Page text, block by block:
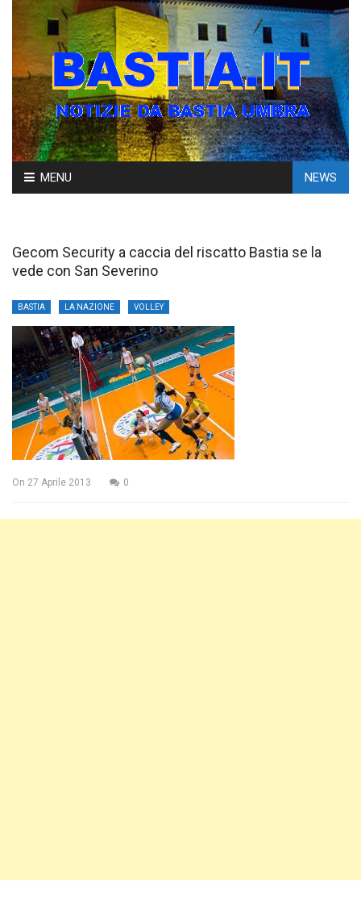
Skip
to
MENU NEWS
Gecom Security a caccia del riscatto Bastia se la
vede con San Severino
BASTIA LA NAZIONE VOLLEY
On 27 Aprile 2013 0